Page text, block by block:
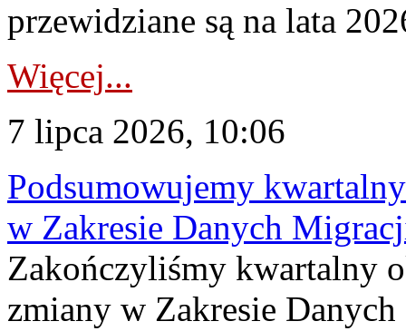
przewidziane są na lata
Więcej...
7 lipca 2026, 10:06
Podsumowujemy
w Zakresie Danych
Zakończyliśmy kwartalny
zmiany w Zakresie